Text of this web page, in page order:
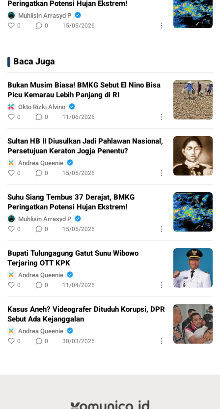
Peringatkan Potensi Hujan Ekstrem!
Muhlisin Arrasyd P
0 0 15/05/2026
Baca Juga
Bukan Musim Biasa! BMKG Sebut El Nino Bisa
Picu Kemarau Lebih Panjang di RI
Okto Rizki Alvino
0 0 11/06/2026
Sultan HB II Diusulkan Jadi Pahlawan Nasional,
Persetujuan Keraton Jogja Penentu?
Andrea Queenie
0 0 15/05/2026
Suhu Siang Tembus 37 Derajat, BMKG
Peringatkan Potensi Hujan Ekstrem!
Muhlisin Arrasyd P
0 0 15/05/2026
Bupati Tulungagung Gatut Sunu Wibowo
Terjaring OTT KPK
Andrea Queenie
0 0 11/04/2026
Kasus Aneh? Videografer Dituduh Korupsi, DPR
Sebut Ada Kejanggalan
Andrea Queenie
0 0 30/03/2026